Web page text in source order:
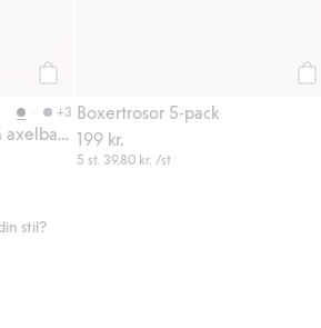
+3
Bomullslinne med smala axelband
Boxertrosor 5-pack
199 kr.
5 st. 39,80 kr. /st
stil?